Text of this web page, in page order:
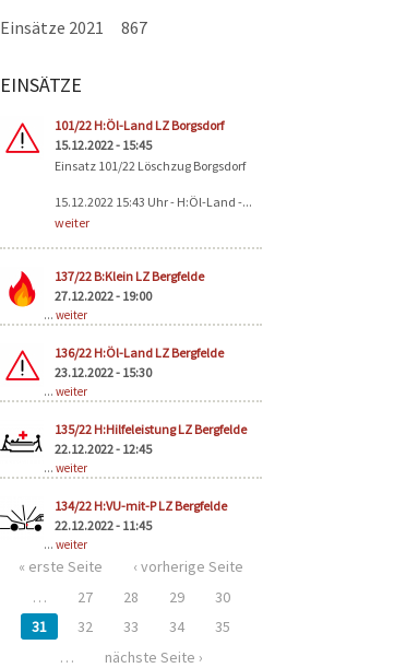
Einsätze 2021 867
EINSÄTZE
101/22 H:Öl-Land LZ Borgsdorf
15.12.2022 - 15:45
Einsatz 101/22 Löschzug Borgsdorf
15.12.2022 15:43 Uhr - H:Öl-Land -...
weiter
137/22 B:Klein LZ Bergfelde
27.12.2022 - 19:00
... weiter
136/22 H:Öl-Land LZ Bergfelde
23.12.2022 - 15:30
... weiter
135/22 H:Hilfeleistung LZ Bergfelde
22.12.2022 - 12:45
... weiter
134/22 H:VU-mit-P LZ Bergfelde
22.12.2022 - 11:45
... weiter
Seiten
« erste Seite
‹ vorherige Seite
…
27 28 29
30
31
32 33 34
35
…
nächste Seite ›